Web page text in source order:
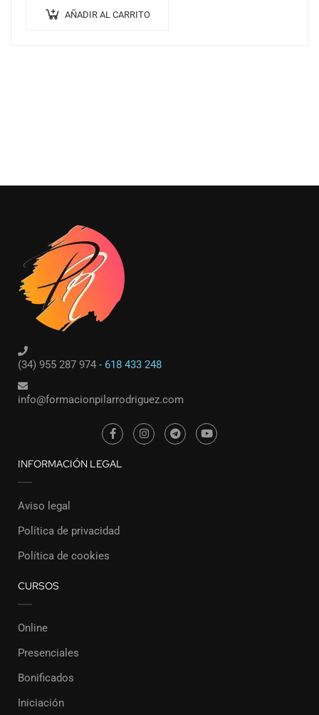
anterior del…AÑADIR AL CARRITO
(34) 955 287 974 - 618 433 248
info@formacionpilarrodriguez.com
INFORMACIÓN LEGAL
Aviso legal
Política de privacidad
Política de cookies
CURSOS
Online
Presenciales
Bonificados
Iniciación